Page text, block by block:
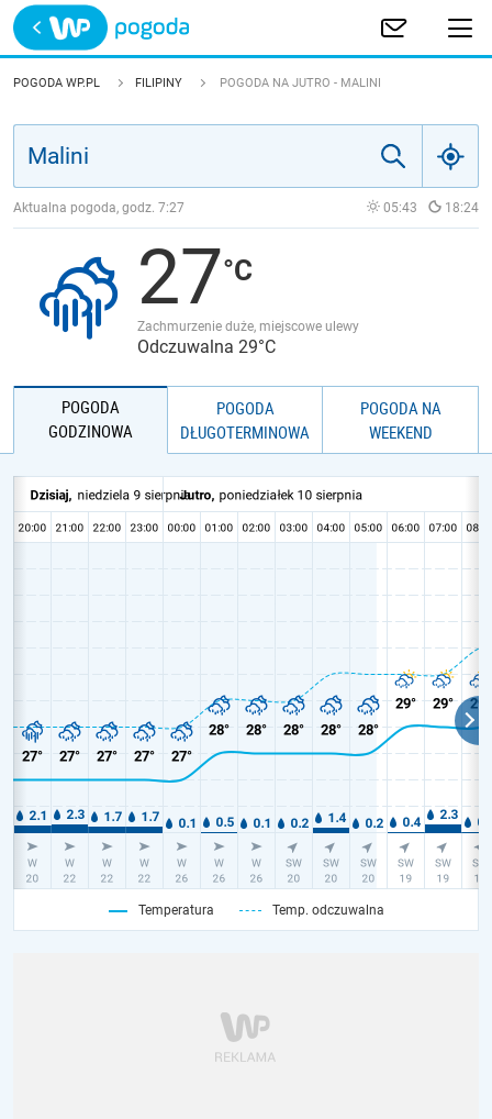
Trwa ładowanie
POLSKA
JAKOŚĆ POWIETRZA
POGODA WP.PL FILIPINY POGODA NA JUTRO - MALINI
Aktualna pogoda, godz. 7:27 05:43 18:24
27
Zachmurzenie duże, miejscowe ulewy
Odczuwalna 29°C
POGODA
GODZINOWA
POGODA
DŁUGOTERMINOWA
POGODA NA
WEEKEND
Temperatura Temp. odczuwalna